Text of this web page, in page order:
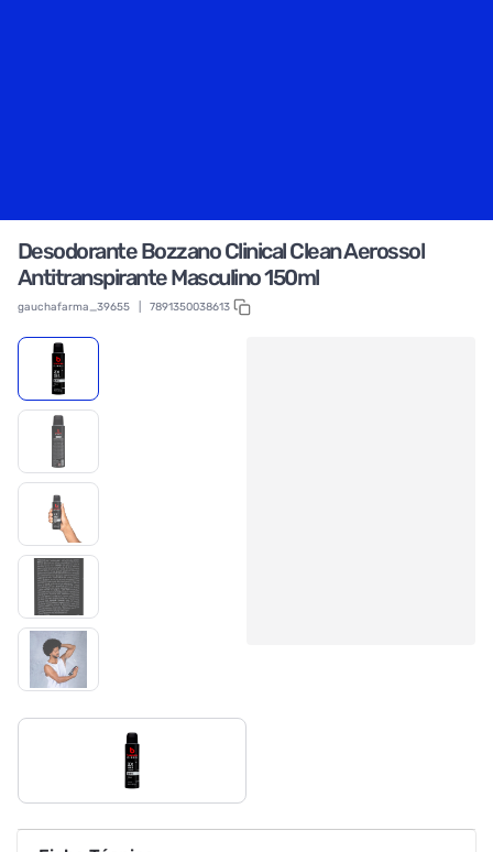
Desodorante Bozzano Clinical Clean Aerossol
Antitranspirante Masculino 150ml
gauchafarma_39655 7891350038613